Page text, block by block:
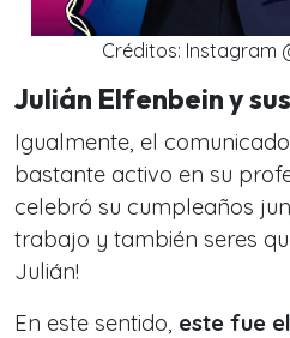
Créditos: Instagram
Julián Elfenbein y
Igualmente, el
bastante activo en su
celebró su cumpleaños
trabajo y también seres
Julián!
En este sentido, este fue